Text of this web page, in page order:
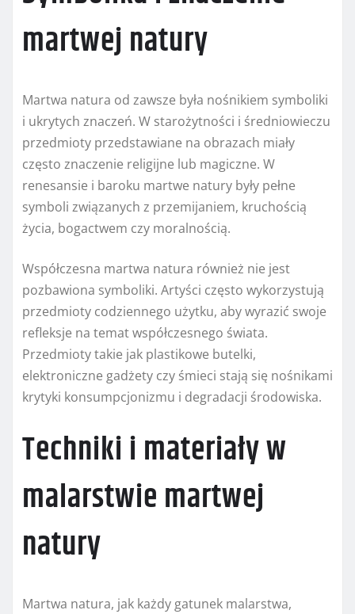
martwej natury
Martwa natura od zawsze była nośnikiem symboliki
i ukrytych znaczeń. W starożytności i średniowieczu
przedmioty przedstawiane na obrazach miały
często znaczenie religijne lub magiczne. W
renesansie i baroku martwe natury były pełne
symboli związanych z przemijaniem, kruchością
życia, bogactwem czy moralnością.
Współczesna martwa natura również nie jest
pozbawiona symboliki. Artyści często wykorzystują
przedmioty codziennego użytku, aby wyrazić swoje
refleksje na temat współczesnego świata.
Przedmioty takie jak plastikowe butelki,
elektroniczne gadżety czy śmieci stają się nośnikami
krytyki konsumpcjonizmu i degradacji środowiska.
Techniki i materiały w
malarstwie martwej
natury
Martwa natura, jak każdy gatunek malarstwa,